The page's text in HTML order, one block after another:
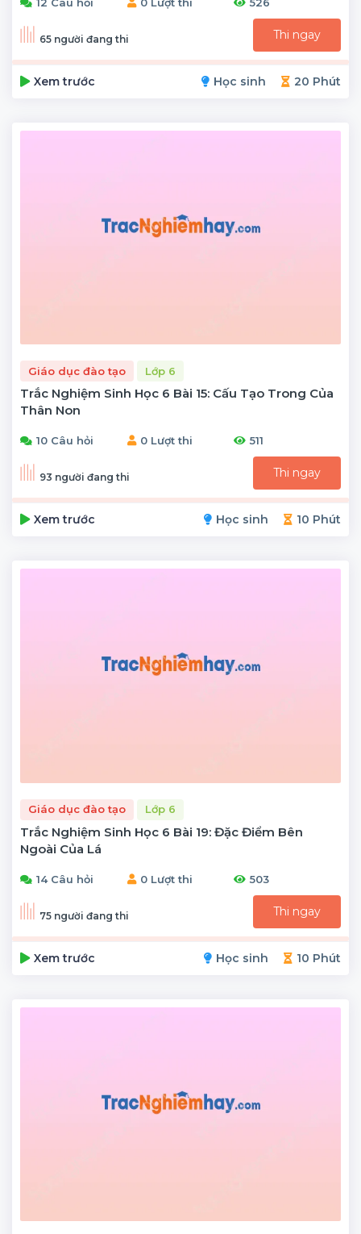
65 người đang thi Thi ngay
Xem trước Học sinh 20 Phút
Giáo dục đào tạo Lớp 6
Trắc Nghiệm Sinh Học 6 Bài 15: Cấu Tạo Trong Của
Thân Non
10 Câu hỏi 0 Lượt thi 511
93 người đang thi Thi ngay
Xem trước Học sinh 10 Phút
Giáo dục đào tạo Lớp 6
Trắc Nghiệm Sinh Học 6 Bài 19: Đặc Điểm Bên
Ngoài Của Lá
14 Câu hỏi 0 Lượt thi 503
75 người đang thi Thi ngay
Xem trước Học sinh 10 Phút